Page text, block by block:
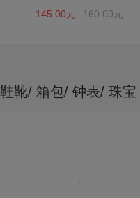
145.00元 160.00元
鞋靴/ 箱包/ 钟表/ 珠宝